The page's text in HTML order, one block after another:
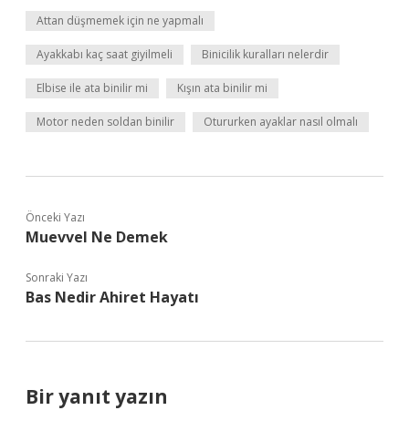
Attan düşmemek için ne yapmalı
Ayakkabı kaç saat giyilmeli Binicilik kuralları nelerdir
Elbise ile ata binilir mi Kışın ata binilir mi
Motor neden soldan binilir Otururken ayaklar nasıl olmalı
Önceki Yazı
Muevvel Ne Demek
Sonraki Yazı
Bas Nedir Ahiret Hayatı
Bir yanıt yazın